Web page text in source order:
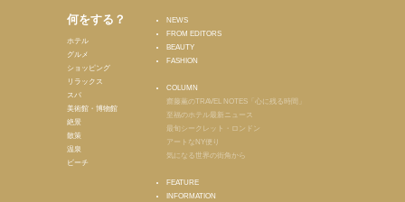
何をする？
ホテル
グルメ
ショッピング
リラックス
スパ
美術館・博物館
絶景
散策
温泉
ビーチ
NEWS
FROM EDITORS
BEAUTY
FASHION
COLUMN
齋藤薫のTRAVEL NOTES「心に残る時間」
至福のホテル最新ニュース
最旬シークレット・ロンドン
アートなNY便り
気になる世界の街角から
FEATURE
INFORMATION